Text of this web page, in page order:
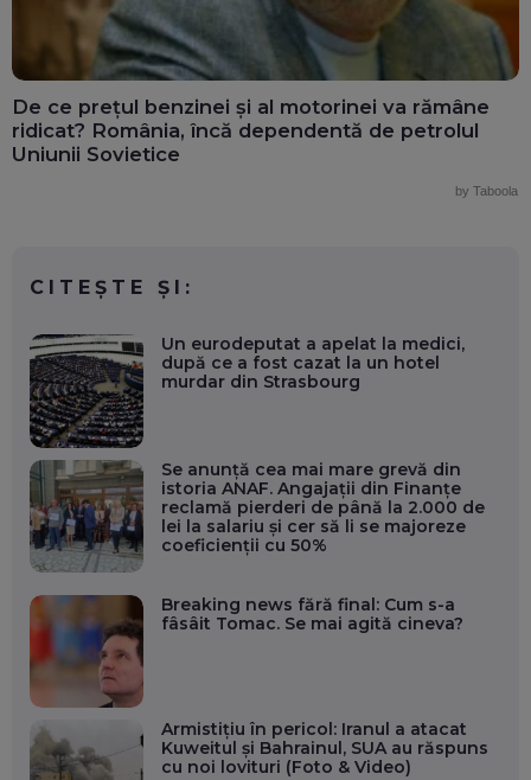
De ce prețul benzinei și al motorinei va rămâne
ridicat? România, încă dependentă de petrolul
Uniunii Sovietice
by Taboola
CITEȘTE ȘI:
Un eurodeputat a apelat la medici,
după ce a fost cazat la un hotel
murdar din Strasbourg
Se anunță cea mai mare grevă din
istoria ANAF. Angajații din Finanțe
reclamă pierderi de până la 2.000 de
lei la salariu și cer să li se majoreze
coeficienții cu 50%
Breaking news fără final: Cum s-a
fâsâit Tomac. Se mai agită cineva?
Armistițiu în pericol: Iranul a atacat
Kuweitul și Bahrainul, SUA au răspuns
cu noi lovituri (Foto & Video)